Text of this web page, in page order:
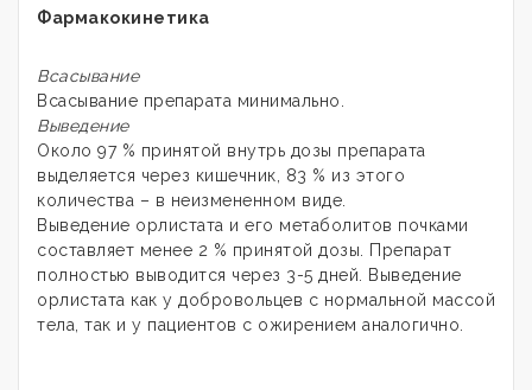
Фармакокинетика
Всасывание
Всасывание препарата минимально.
Выведение
Около 97 % принятой внутрь дозы препарата
выделяется через кишечник, 83 % из этого
количества – в неизмененном виде.
Выведение орлистата и его метаболитов почками
составляет менее 2 % принятой дозы. Препарат
полностью выводится через 3-5 дней. Выведение
орлистата как у добровольцев с нормальной массой
тела, так и у пациентов с ожирением аналогично.